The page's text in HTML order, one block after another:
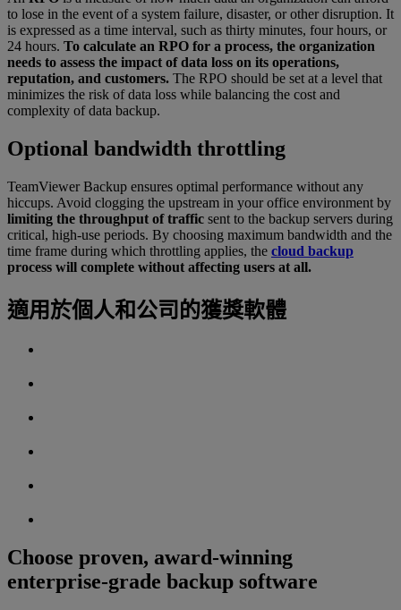
to lose in the event of a system failure, disaster, or other disruption. It
is expressed as a time interval, such as thirty minutes, four hours, or
24 hours. To calculate an RPO for a process, the organization
needs to assess the impact of data loss on its operations,
reputation, and customers. The RPO should be set at a level that
minimizes the risk of data loss while balancing the cost and
complexity of data backup.
Optional bandwidth throttling
TeamViewer Backup ensures optimal performance without any
hiccups. Avoid clogging the upstream in your office environment by
limiting the throughput of traffic sent to the backup servers during
critical, high-use periods. By choosing maximum bandwidth and the
time frame during which throttling applies, the cloud backup
process will complete without affecting users at all.
適用於個人和公司的獲獎軟體
Choose proven, award-winning
enterprise-grade backup software